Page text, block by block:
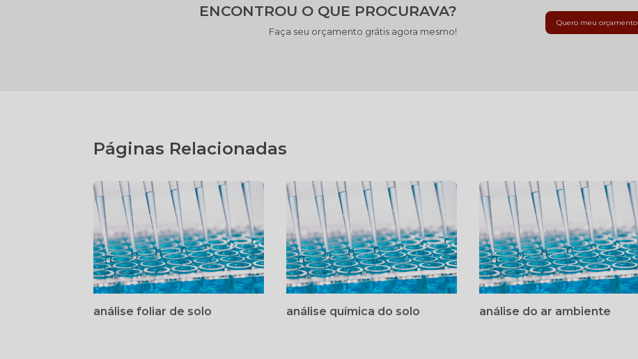
ENCONTROU O QUE PROCURAVA?
Faça seu orçamento grátis agora mesmo!
Quero meu orçamento
Páginas Relacionadas
análise foliar de solo análise química do solo análise do ar ambiente